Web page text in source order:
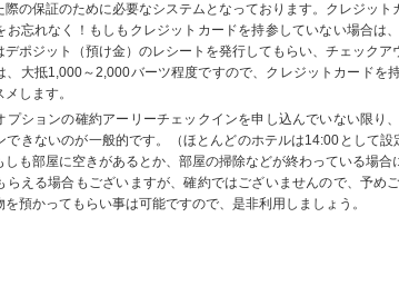
際の保証のために必要なシステムとなっております。クレジッ
お忘れなく！もしもクレジットカードを持参していない場合は
デポジット（預け金）のレシートを発行してもらい、チェック
、大抵1,000～2,000バーツ程度ですので、クレジットカードを
します。
プションの確約アーリーチェックインを申し込んでいない限り
できないのが一般的です。（ほとんどのホテルは14:00として
しも部屋に空きがあるとか、部屋の掃除などが終わっている場
らえる場合もございますが、確約ではございませんので、予め
預かってもらい事は可能ですので、是非利用しましょう。